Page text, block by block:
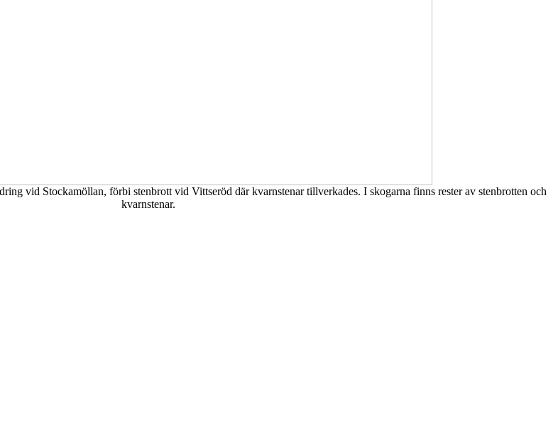
vid Stockamöllan, förbi stenbrott vid Vittseröd där kvarnstenar tillverkades. I skogarna finns rester av stenbrotten och
kvarnstenar.